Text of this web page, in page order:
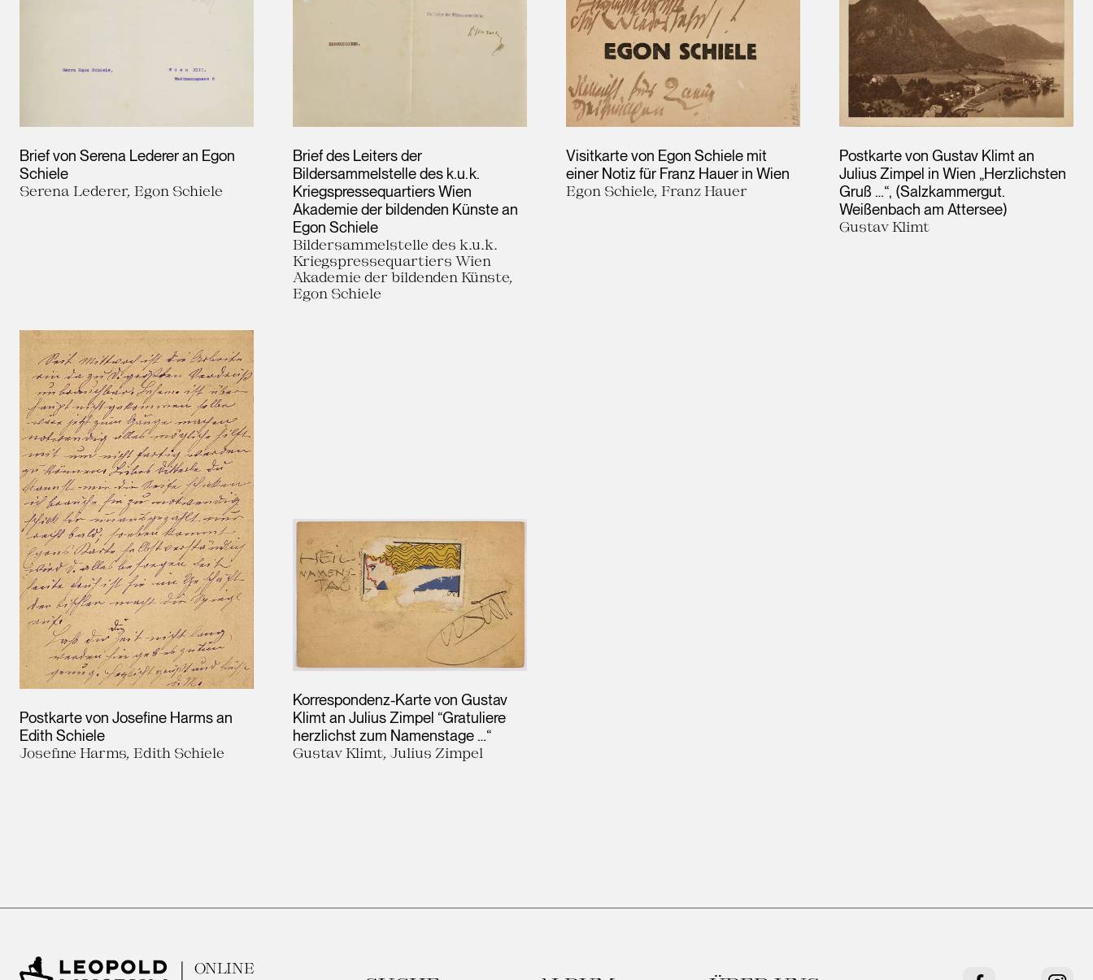
Brief von Serena Lederer an Egon
Schiele
Serena Lederer, Egon Schiele
Brief des Leiters der
Bildersammelstelle des k.u.k.
Kriegspressequartiers Wien
Akademie der bildenden Künste an
Egon Schiele
Bildersammelstelle des k.u.k.
Kriegspressequartiers Wien
Akademie der bildenden Künste,
Egon Schiele
Visitkarte von Egon Schiele mit
einer Notiz für Franz Hauer in Wien
Egon Schiele, Franz Hauer
Postkarte von Gustav Klimt an
Julius Zimpel in Wien „Herzlichsten
Gruß …“, (Salzkammergut.
Weißenbach am Attersee)
Gustav Klimt
Postkarte von Josefine Harms an
Edith Schiele
Josefine Harms, Edith Schiele
Korrespondenz-Karte von Gustav
Klimt an Julius Zimpel “Gratuliere
herzlichst zum Namenstage …“
Gustav Klimt, Julius Zimpel
ONLINE